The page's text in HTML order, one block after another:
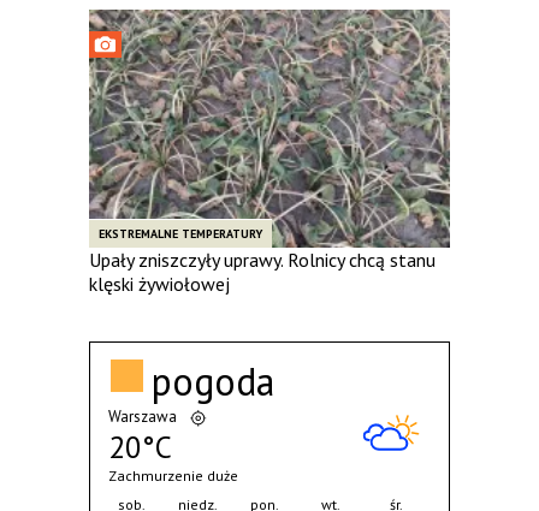
EKSTREMALNE TEMPERATURY
Upały zniszczyły uprawy. Rolnicy chcą stanu
klęski żywiołowej
pogoda
Warszawa
20°C
Zachmurzenie duże
sob.
niedz. pon. wt. śr.